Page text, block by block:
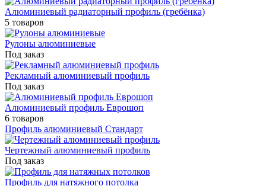
Алюминиевый радиаторный профиль (гребёнка)
5 товаров
Рулоны алюминиевые
Под заказ
Рекламный алюминиевый профиль
Под заказ
Алюминиевый профиль Еврошоп
6 товаров
Профиль алюминиевый Стандарт
Чертежный алюминиевый профиль
Под заказ
Профиль для натяжного потолка